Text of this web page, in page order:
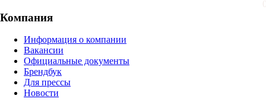
Компания
Информация о компании
Вакансии
Официальные документы
Брендбук
Для прессы
Новости